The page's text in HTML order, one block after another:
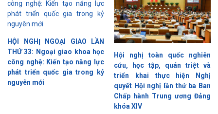
HỘI NGHỊ NGOẠI GIAO LẦN
THỨ 33: Ngoại giao khoa học
công nghệ: Kiến tạo năng lực
phát triển quốc gia trong kỷ
nguyên mới
Hội nghị toàn quốc nghiên
cứu, học tập, quán triệt và
triển khai thực hiện Nghị
quyết Hội nghị lần thứ ba Ban
Chấp hành Trung ương Đảng
khóa XIV